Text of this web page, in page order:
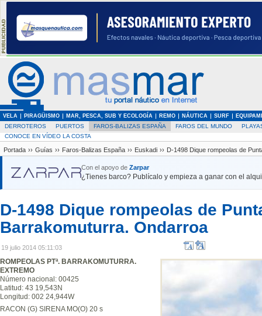
VELA PIRAGÜISMO MAR, PESCA, SUB Y ECOLOGÍA REMO NÁUTICA SURF
DERROTEROS PUERTOS FAROS-BALIZAS ESPAÑA FAROS DEL MUNDO
CONOCE EN VÍDEO LA COSTA
Portada ›› Guías ›› Faros-Balizas España ›› Euskadi ›› D-1498 Dique rompeolas de
Con el apoyo de Zarpar
¿Tienes barco? Publícalo y empieza a ganar con el
D-1498 Dique rompeolas de
Barrakomuturra. Ondarroa
19 julio 2014 05:11:03
ROMPEOLAS PTª. BARRAKOMUTURRA.
EXTREMO
Número nacional: 00425
Latitud: 43 19,543N
Longitud: 002 24,944W
RACON (G) SIRENA MO(O) 20 s